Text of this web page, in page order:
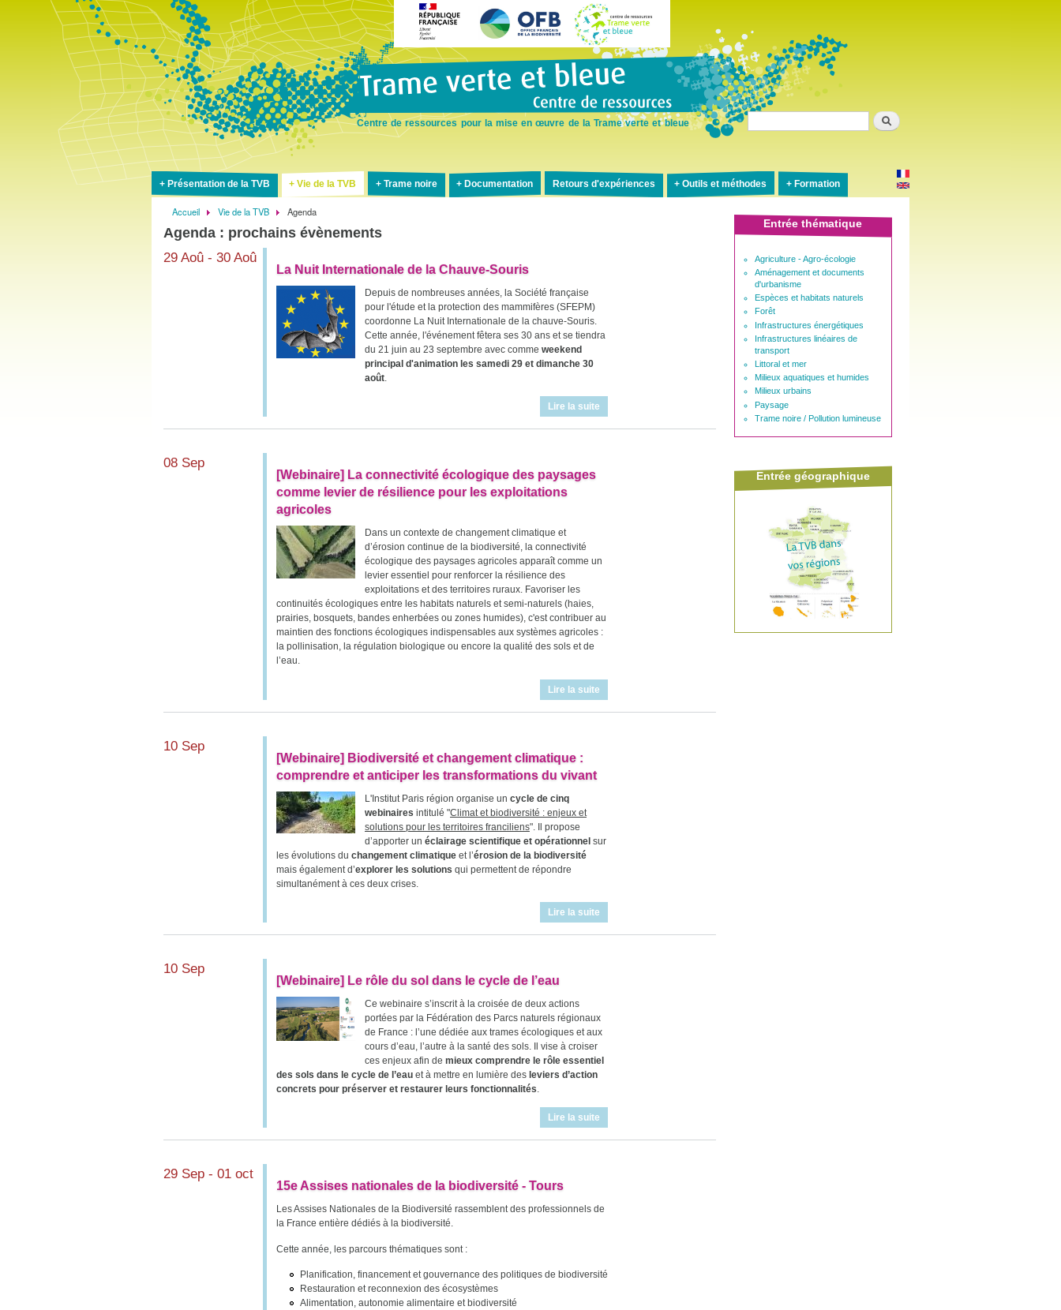
au
contenu
Centre de ressources pour la mise en œuvre de la Trame verte et bleue
Présentation de la TVB Vie de la TVB Trame noire Documentation Retours d'expériences Outils et méthodes Formation
Fil
d'Ariane
Accueil Vie de la TVB Agenda
Agenda : prochains évènements
29 Aoû - 30 Aoû
La Nuit Internationale de la Chauve-Souris
Depuis de nombreuses années, la Société française
pour l'étude et la protection des mammifères (SFEPM)
coordonne La Nuit Internationale de la chauve-Souris.
Cette année, l'événement fêtera ses 30 ans et se tiendra
du 21 juin au 23 septembre avec comme weekend
principal d'animation les samedi 29 et dimanche 30
août.
Lire la suite
08 Sep
[Webinaire] La connectivité écologique des paysages
comme levier de résilience pour les exploitations
agricoles
Dans un contexte de changement climatique et
d’érosion continue de la biodiversité, la connectivité
écologique des paysages agricoles apparaît comme un
levier essentiel pour renforcer la résilience des
exploitations et des territoires ruraux. Favoriser les
continuités écologiques entre les habitats naturels et semi-naturels (haies,
prairies, bosquets, bandes enherbées ou zones humides), c'est contribuer au
maintien des fonctions écologiques indispensables aux systèmes agricoles :
la pollinisation, la régulation biologique ou encore la qualité des sols et de
l’eau.
Lire la suite
10 Sep
[Webinaire] Biodiversité et changement climatique :
comprendre et anticiper les transformations du vivant
L'Institut Paris région organise un cycle de cinq
webinaires intitulé "Climat et biodiversité : enjeux et
solutions pour les territoires franciliens". Il propose
d’apporter un éclairage scientifique et opérationnel sur
les évolutions du changement climatique et l’érosion de la biodiversité
mais également d’explorer les solutions qui permettent de répondre
simultanément à ces deux crises.
Lire la suite
10 Sep
[Webinaire] Le rôle du sol dans le cycle de l’eau
Ce webinaire s’inscrit à la croisée de deux actions
portées par la Fédération des Parcs naturels régionaux
de France : l’une dédiée aux trames écologiques et aux
cours d’eau, l’autre à la santé des sols. Il vise à croiser
ces enjeux afin de mieux comprendre le rôle essentiel
des sols dans le cycle de l’eau et à mettre en lumière des leviers d’action
concrets pour préserver et restaurer leurs fonctionnalités.
Lire la suite
29 Sep - 01 oct
15e Assises nationales de la biodiversité - Tours
Les Assises Nationales de la Biodiversité rassemblent des professionnels de
la France entière dédiés à la biodiversité.
Cette année, les parcours thématiques sont :
Planification, financement et gouvernance des politiques de biodiversité
Restauration et reconnexion des écosystèmes
Alimentation, autonomie alimentaire et biodiversité
Entrée thématique
Agriculture - Agro-écologie
Aménagement et documents
d'urbanisme
Espèces et habitats naturels
Forêt
Infrastructures énergétiques
Infrastructures linéaires de
transport
Littoral et mer
Milieux aquatiques et humides
Milieux urbains
Paysage
Trame noire / Pollution lumineuse
Entrée géographique